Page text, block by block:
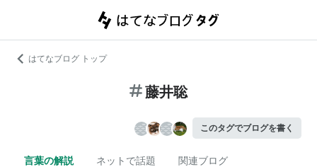
はてなブログ トップ
藤井聡
このタグでブログを書く
言葉の解説 ネットで話題 関連ブログ